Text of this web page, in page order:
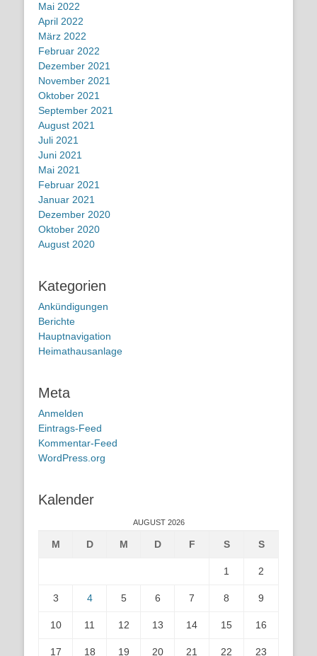
Mai 2022
April 2022
März 2022
Februar 2022
Dezember 2021
November 2021
Oktober 2021
September 2021
August 2021
Juli 2021
Juni 2021
Mai 2021
Februar 2021
Januar 2021
Dezember 2020
Oktober 2020
August 2020
Kategorien
Ankündigungen
Berichte
Hauptnavigation
Heimathausanlage
Meta
Anmelden
Eintrags-Feed
Kommentar-Feed
WordPress.org
Kalender
AUGUST 2026
M D M D F S S
1 2
3 4 5 6 7 8 9
10 11 12 13 14 15 16
17 18 19 20 21 22 23